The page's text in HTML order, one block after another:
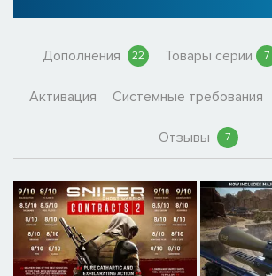
Дополнения 22 Товары серии 7
Активация Системные требования
Отзывы 7